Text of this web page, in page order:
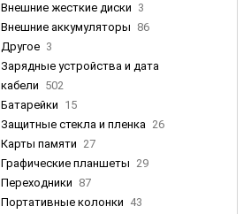
Внешние жесткие диски 3
Внешние аккумуляторы 86
Другое 3
Зарядные устройства и дата
кабели 502
Батарейки 15
Защитные стекла и пленка 26
Карты памяти 27
Графические планшеты 29
Переходники 87
Портативные колонки 43